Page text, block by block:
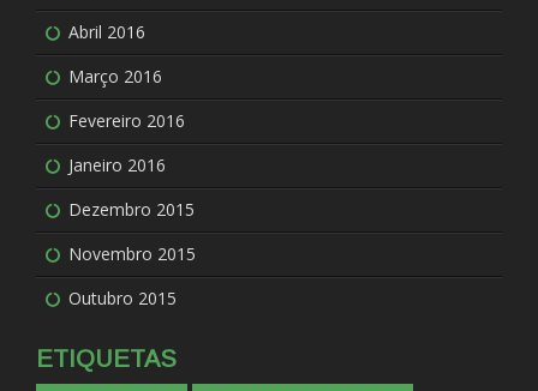
Abril 2016
Março 2016
Fevereiro 2016
Janeiro 2016
Dezembro 2015
Novembro 2015
Outubro 2015
ETIQUETAS